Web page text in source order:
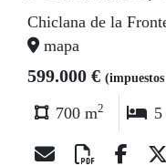
Chiclana de la
mapa
599.000 €
700 m2 5